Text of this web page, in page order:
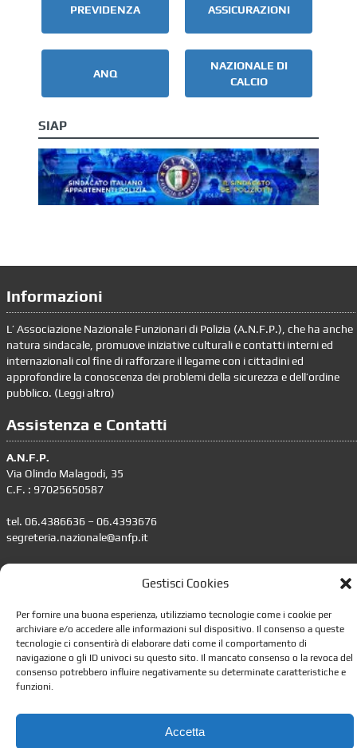
Gestisci Cookies
Per fornire una buona esperienza, utilizziamo tecnologie come i cookie per
archiviare e/o accedere alle informazioni sul dispositivo. Il consenso a queste
tecnologie ci consentirà di elaborare dati come il comportamento di
navigazione o gli ID univoci su questo sito. Il mancato consenso o la revoca del
consenso potrebbero influire negativamente su determinate caratteristiche e
funzioni.
Accetta
PREVIDENZA ASSICURAZIONI
ANQ
NAZIONALE DI
CALCIO
SIAP
Informazioni
L’ Associazione Nazionale Funzionari di Polizia (A.N.F.P.), che ha anche
natura sindacale, promuove iniziative culturali e contatti interni ed
internazionali col fine di rafforzare il legame con i cittadini ed
approfondire la conoscenza dei problemi della sicurezza e dell’ordine
pubblico. (Leggi altro)
Assistenza e Contatti
A.N.F.P.
Via Olindo Malagodi, 35
C.F. : 97025650587
tel. 06.4386636 – 06.4393676
segreteria.nazionale@anfp.it
•Impostazione della Privacy
•Gestione dei Cookie
•Leggi lo Statuto